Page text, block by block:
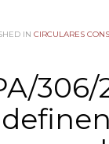
IN CIRCULARES
306/